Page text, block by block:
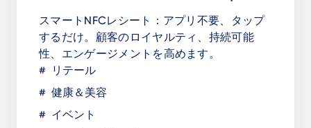
スマートNFCレシート：アプリ不要、タップ
するだけ。顧客のロイヤルティ、持続可能
性、エンゲージメントを高めます。
リテール
健康＆美容
イベント